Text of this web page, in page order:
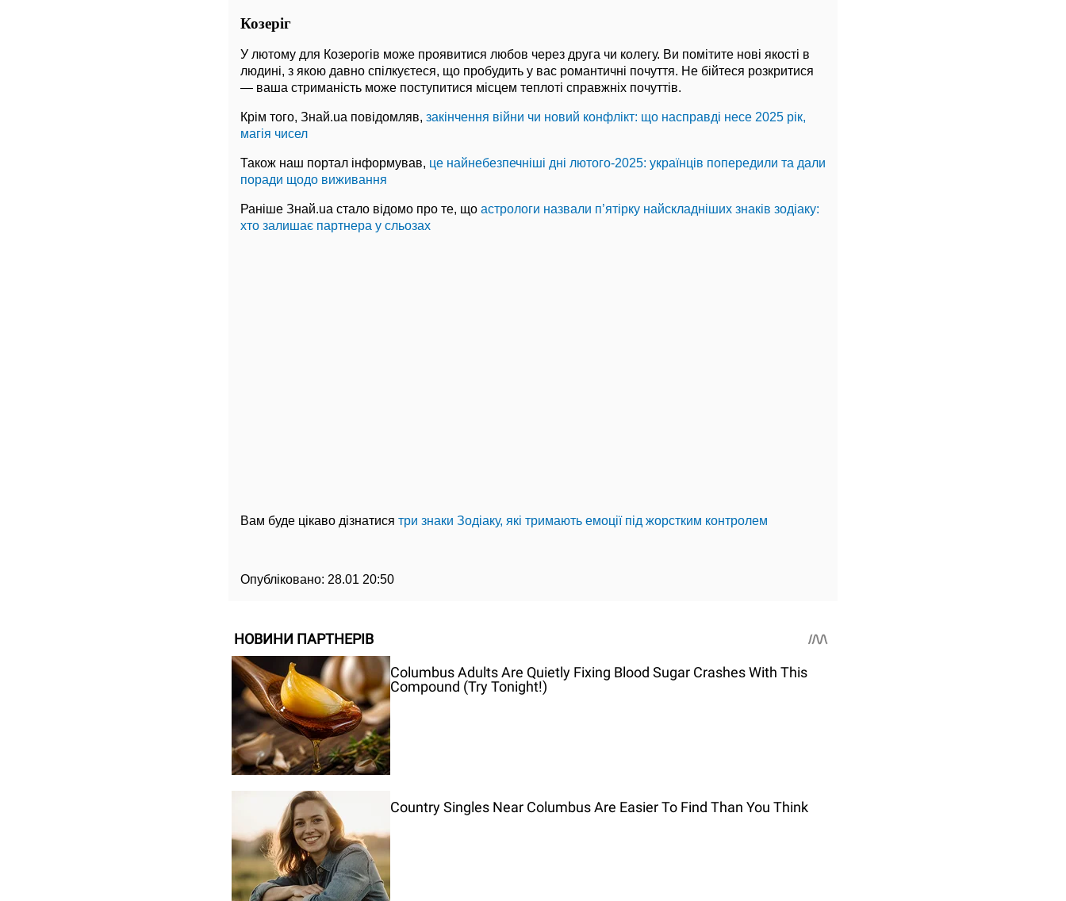
Козеріг
У лютому для Козерогів може проявитися любов через друга чи колегу. Ви помітите нові якості в
людині, з якою давно спілкуєтеся, що пробудить у вас романтичні почуття. Не бійтеся розкритися
— ваша стриманість може поступитися місцем теплоті справжніх почуттів.
Крім того, Знай.ua повідомляв, закінчення війни чи новий конфлікт: що насправді несе 2025 рік,
магія чисел
Також наш портал інформував, це найнебезпечніші дні лютого-2025: українців попередили та дали
поради щодо виживання
Раніше Знай.ua стало відомо про те, що астрологи назвали п’ятірку найскладніших знаків зодіаку:
хто залишає партнера у сльозах
Вам буде цікаво дізнатися три знаки Зодіаку, які тримають емоції під жорстким контролем
Опубліковано: 28.01 20:50